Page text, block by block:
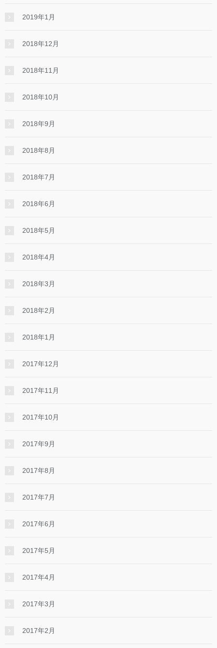
2019年1月
2018年12月
2018年11月
2018年10月
2018年9月
2018年8月
2018年7月
2018年6月
2018年5月
2018年4月
2018年3月
2018年2月
2018年1月
2017年12月
2017年11月
2017年10月
2017年9月
2017年8月
2017年7月
2017年6月
2017年5月
2017年4月
2017年3月
2017年2月